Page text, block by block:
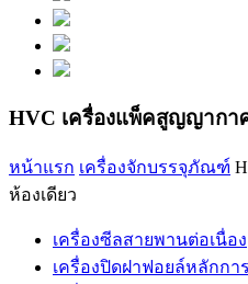
HVC เครื่องแพ็คสูญญากา
หน้าแรก เครื่องจักบรรจุภัณฑ์
ห้องเดียว
เครื่องซีลสายพานต่อเนื่อง
เครื่องปิดฝาฟอยล์หลักกา